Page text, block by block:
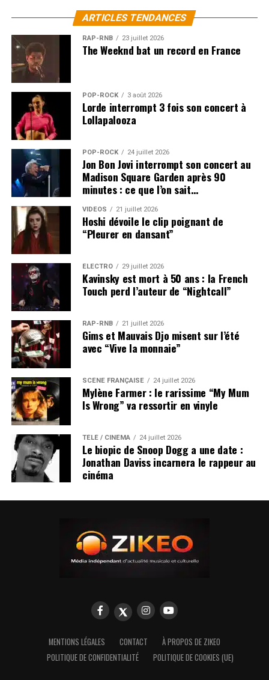
ARTICLES TENDANCES
RAP-RNB 23 juillet 2026
The Weeknd bat un record en France
POP-ROCK 3 août 2026
Lorde interrompt 3 fois son concert à
Lollapalooza
POP-ROCK 24 juillet 2026
Jon Bon Jovi interrompt son concert au
Madison Square Garden après 90
minutes : ce que l’on sait…
VIDEOS 21 juillet 2026
Hoshi dévoile le clip poignant de
“Pleurer en dansant”
ÉLECTRO 29 juillet 2026
Kavinsky est mort à 50 ans : la French
Touch perd l’auteur de “Nightcall”
RAP-RNB 21 juillet 2026
Gims et Mauvais Djo misent sur l’été
avec “Vive la monnaie”
SCÈNE FRANÇAISE 24 juillet 2026
Mylène Farmer : le rarissime “My Mum
Is Wrong” va ressortir en vinyle
TÉLÉ / CINÉMA 24 juillet 2026
Le biopic de Snoop Dogg a une date :
Jonathan Daviss incarnera le rappeur au
cinéma
MENTIONS LÉGALES CONTACT
À PROPOS DE ZIKEO
POLITIQUE DE CONFIDENTIALITÉ
POLITIQUE DE COOKIES (UE)